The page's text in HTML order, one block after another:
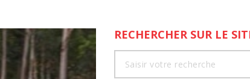
RECHERCHER SUR LE